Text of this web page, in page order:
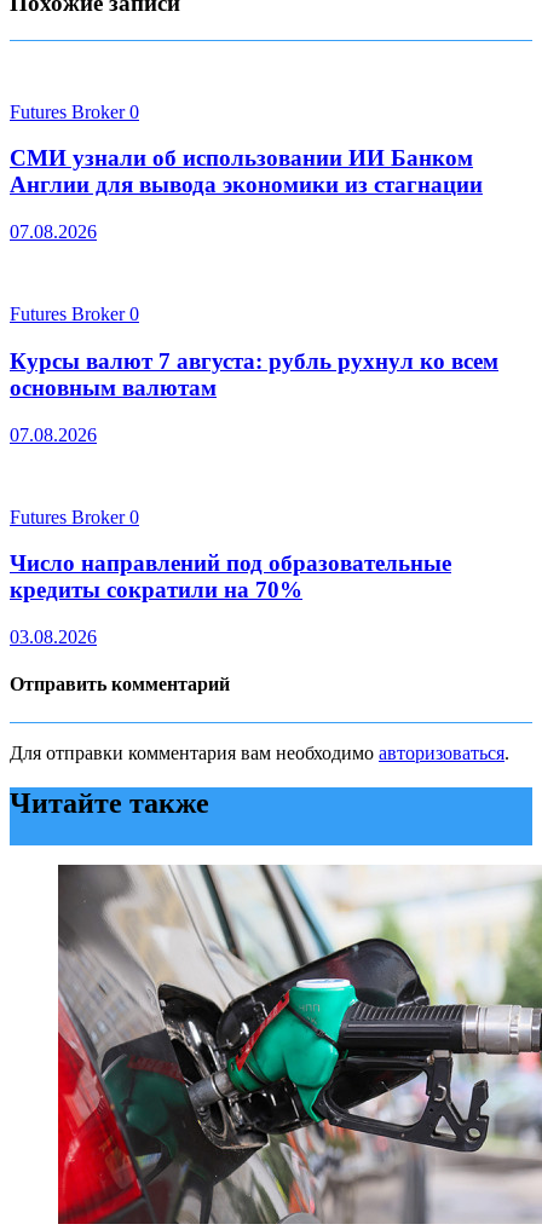
Futures Broker0
СМИ узнали об использовании ИИ Банком
Англии для вывода экономики из стагнации
07.08.2026
Futures Broker0
Курсы валют 7 августа: рубль рухнул ко всем
основным валютам
07.08.2026
Futures Broker0
Число направлений под образовательные
кредиты сократили на 70%
03.08.2026
Отправить комментарий
Для отправки комментария вам необходимо авторизоваться.
Читайте также